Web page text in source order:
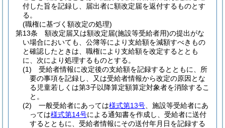
付した旨を記録し、届出者に額改定届を返付するものとす
る。
(職権に基づく額改定の処理)
第13条
額改定届又は額改定届(施設等受給者用)の提出がな
い場合においても、公簿等により支給額を減額すべきもの
と確認したときは、職権により支給額を改定するととも
に、次により処理するものとする。
(1)
受給者情報に改定後の支給額を記録するとともに、所
要の事項を記録し、又は受給者情報から改定の原因とな
る児童若しくは第3子以降算定額算定対象者を消除するこ
と。
(2)
一般受給者にあっては様式第13号 、施設等受給者にあ
っては様式第14号による通知書を作成し、受給者に送付
するとともに、受給者情報にその送付年月日を記録する